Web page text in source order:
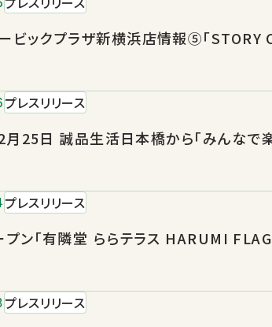
ビックプラザ新横浜店情報⑤「STORY
プレスリリース
プレスリリース
ン「有隣堂 ららテラス HARUMI FLAG
プレスリリース